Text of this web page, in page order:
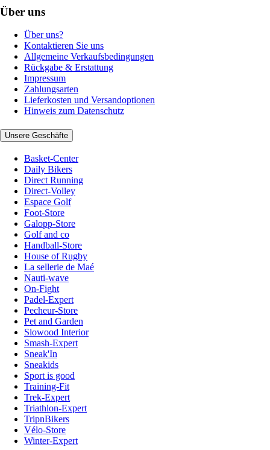
Über uns
Über uns?
Kontaktieren Sie uns
Allgemeine Verkaufsbedingungen
Rückgabe & Erstattung
Impressum
Zahlungsarten
Lieferkosten und Versandoptionen
Hinweis zum Datenschutz
Unsere Geschäfte
Basket-Center
Daily Bikers
Direct Running
Direct-Volley
Espace Golf
Foot-Store
Galopp-Store
Golf and co
Handball-Store
House of Rugby
La sellerie de Maé
Nauti-wave
On-Fight
Padel-Expert
Pecheur-Store
Pet and Garden
Slowood Interior
Smash-Expert
Sneak'In
Sneakids
Sport is good
Training-Fit
Trek-Expert
Triathlon-Expert
TripnBikers
Vélo-Store
Winter-Expert